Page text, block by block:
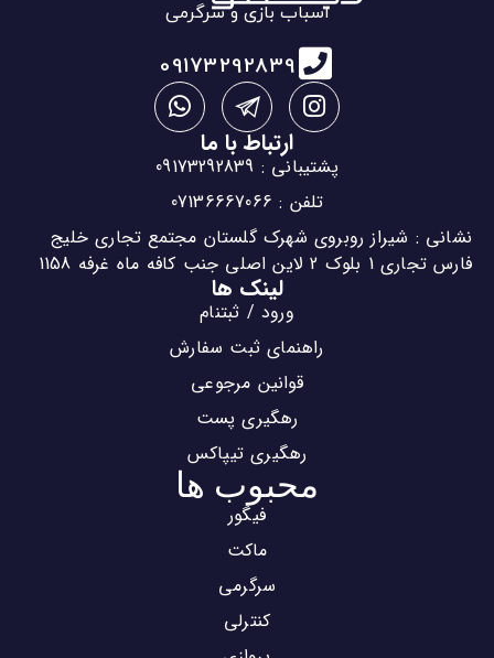
اسباب بازی و سرگرمی
09173292839
ارتباط با ما
پشتیبانی : 09173292839
تلفن : 07136667066
نشانی : شیراز روبروی شهرک گلستان مجتمع تجاری خلیج
فارس تجاری 1 بلوک 2 لاین اصلی جنب کافه ماه غرفه 1158
لینک ها
ورود / ثبتنام
راهنمای ثبت سفارش
قوانین مرجوعی
رهگیری پست
رهگیری تیپاکس
محبوب ها
فیگور
ماکت
سرگرمی
کنترلی